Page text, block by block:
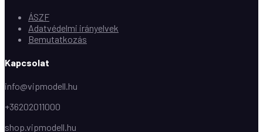
ÁSZF
Adatvédelmi irányelvek
Bemutatkozás
Kapcsolat
info@vipmodell.hu
+36202011000
shop.vipmodell.hu